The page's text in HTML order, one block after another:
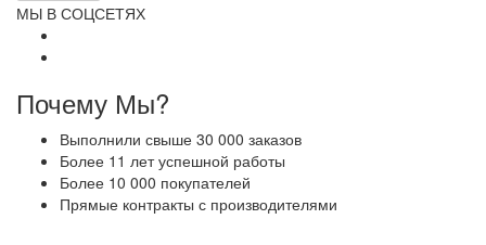
МЫ В СОЦСЕТЯХ
Почему Мы?
Выполнили свыше 30 000 заказов
Более 11 лет успешной работы
Более 10 000 покупателей
Прямые контракты с производителями